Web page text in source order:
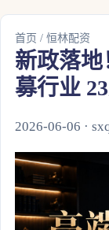
首页 / 恒林配资
新政落
募行业
2026-06-06 ·